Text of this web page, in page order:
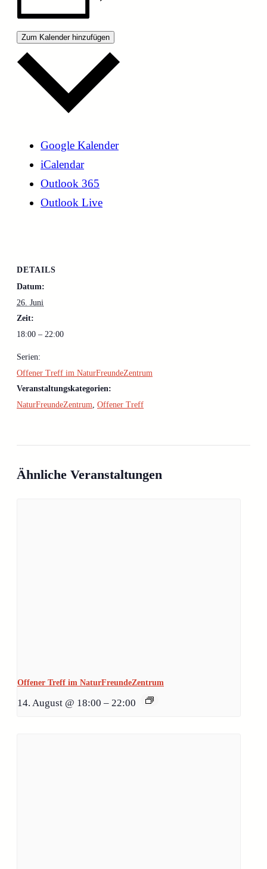
Zum Kalender hinzufügen
Google Kalender
iCalendar
Outlook 365
Outlook Live
DETAILS
Datum:
26. Juni
Zeit:
18:00 – 22:00
Serien:
Offener Treff im NaturFreundeZentrum
Veranstaltungskategorien:
NaturFreundeZentrum Offener Treff
Ähnliche Veranstaltungen
Offener Treff im NaturFreundeZentrum
14. August @ 18:00 – 22:00